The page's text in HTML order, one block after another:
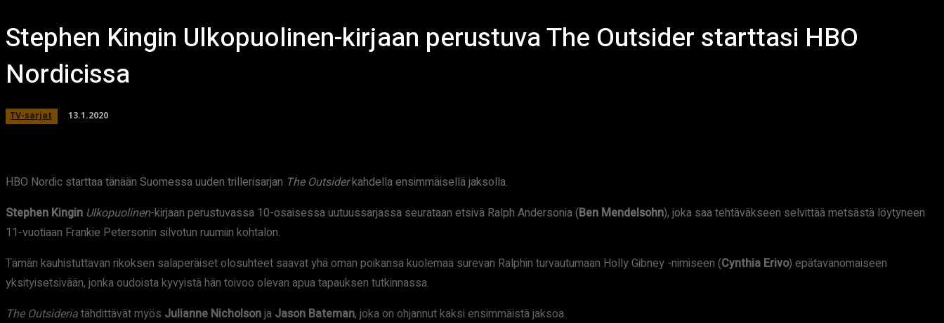
Stephen Kingin Ulkopuolinen-kirjaan perustuva The Outsider starttasi HBO
Nordicissa
TV-sarjat 13.1.2020
HBO Nordic starttaa tänään Suomessa uuden trillerisarjan The Outsiderkahdella ensimmäisellä jaksolla.
Stephen Kingin Ulkopuolinen-kirjaan perustuvassa 10-osaisessa uutuussarjassa seurataan etsivä Ralph Andersonia (Ben Mendelsohn), joka saa tehtäväkseen selvittää metsästä löytyneen
11-vuotiaan Frankie Petersonin silvotun ruumiin kohtalon.
Tämän kauhistuttavan rikoksen salaperäiset olosuhteet saavat yhä oman poikansa kuolemaa surevan Ralphin turvautumaan Holly Gibney -nimiseen (Cynthia Erivo) epätavanomaiseen
yksityisetsivään, jonka oudoista kyvyistä hän toivoo olevan apua tapauksen tutkinnassa.
The Outsideriatähdittävät myös Julianne Nicholsonja Jason Bateman, joka on ohjannut kaksi ensimmäistä jaksoa.